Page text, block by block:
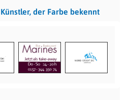
der Farbe bekennt